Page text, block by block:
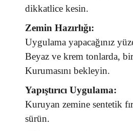
dikkatlice kesin.
Zemin Hazırlığı:
Uygulama yapacağınız
Beyaz ve krem tonlarda,
Kurumasını bekleyin.
Yapıştırıcı Uygulama:
Kuruyan zemine sentetik
sürün.